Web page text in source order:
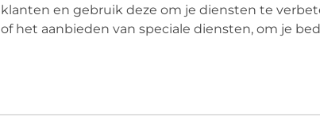
klanten en gebruik deze om je diensten te
of het aanbieden van speciale diensten, om je